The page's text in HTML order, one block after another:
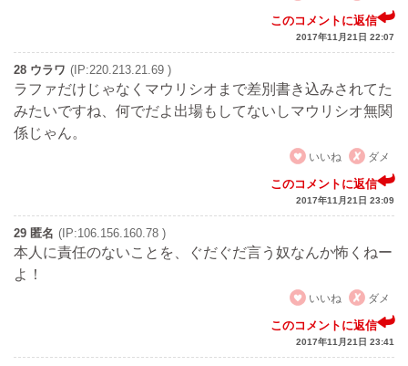
このコメントに返信
2017年11月21日 22:07
28 ウラワ (IP:220.213.21.69 )
ラファだけじゃなくマウリシオまで差別書き込みされてた
みたいですね、何でだよ出場もしてないしマウリシオ無関
係じゃん。
いいね
ダメ
このコメントに返信
2017年11月21日 23:09
29 匿名 (IP:106.156.160.78 )
本人に責任のないことを、ぐだぐだ言う奴なんか怖くねー
よ！
いいね
ダメ
このコメントに返信
2017年11月21日 23:41